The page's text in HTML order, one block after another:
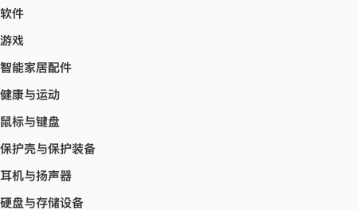
软件
游戏
智能家居配件
健康与运动
鼠标与键盘
保护壳与保护装备
耳机与扬声器
硬盘与存储设备